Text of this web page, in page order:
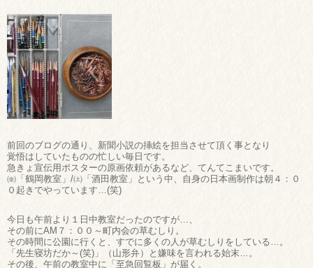
前回のブログの通り、新聞小説の挿絵を担当させて頂く事となり
覚悟はしていたものの忙しい毎日です。
急きょ宣伝用ポスターの原画依頼があるなど、てんてこまいです。
㈮「鶴岡教室」/㈯「酒田教室」という中、自身の日本画制作は朝４：０
０起きでやっています…(笑)
今日も午前より１日中教室だったのですが…、
その前にAM７：００～町内会の草むしり。
その時間に公園に行くと、すでに多くの人が草むしりをしている…。
「先生寝坊だか～(笑)」（山形弁）と嫌味を言われる始末…。
その後、午前の教室中に「至急回覧板」が届く。